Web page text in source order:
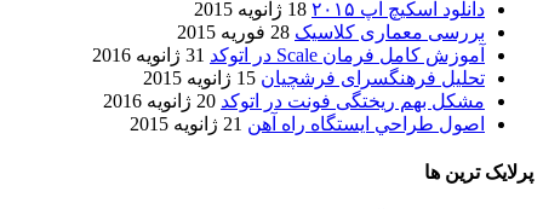
دانلود اسکیچ آپ ۲۰۱۵
18 ژانویه 2015
بررسی معماری کلاسیک 28 فوریه 2015
آموزش کامل فرمان Scale در اتوکد
31 ژانویه 2016
تحلیل فرهنگسرای فرشچیان 15 ژانویه 2015
مشکل بهم ریختگی فونت در اتوکد 20 ژانویه 2016
اصول طراحي ایستگاه راه آهن 21 ژانویه 2015
پرلایک ترین ها